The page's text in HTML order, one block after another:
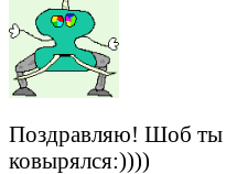
Поздравляю! Шоб ты
ковырялся:))))